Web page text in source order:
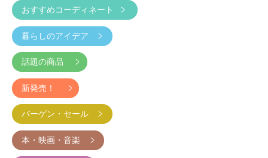
おすすめコーディネート
暮らしのアイデア
話題の商品
新発売！
バーゲン・セール
本・映画・音楽